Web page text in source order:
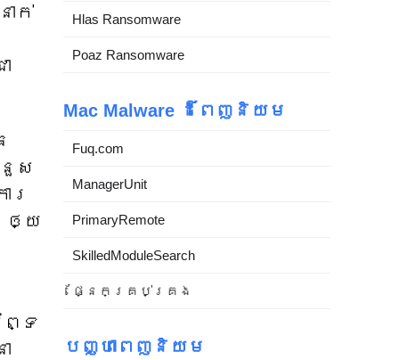
ាក់
ស​
រ
ឲ្យ​
ព្ទ
Hlas Ransomware
Poaz Ransomware
Mac Malware ដ៏ពេញនិយម
Fuq.com
ManagerUnit
PrimaryRemote
SkilledModuleSearch
ផ្នែកគ្រប់គ្រង
បញ្ហាពេញនិយម